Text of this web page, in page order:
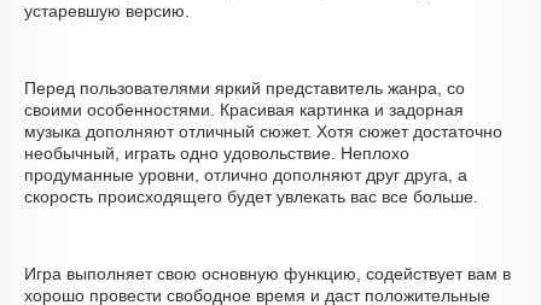
устаревшую версию.
Перед пользователями яркий представитель жанра, со
своими особенностями. Красивая картинка и задорная
музыка дополняют отличный сюжет. Хотя сюжет достаточно
необычный, играть одно удовольствие. Неплохо
продуманные уровни, отлично дополняют друг друга, а
скорость происходящего будет увлекать вас все больше.
Игра выполняет свою основную функцию, содействует вам в
хорошо провести свободное время и даст положительные